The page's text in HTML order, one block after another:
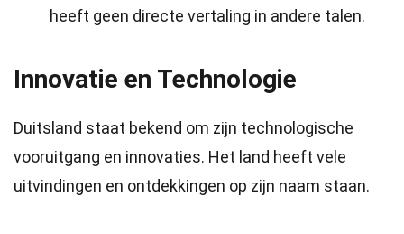
heeft geen directe vertaling in andere talen.
Innovatie en Technologie
Duitsland staat bekend om zijn technologische
vooruitgang en innovaties. Het land heeft vele
uitvindingen en ontdekkingen op zijn naam staan.